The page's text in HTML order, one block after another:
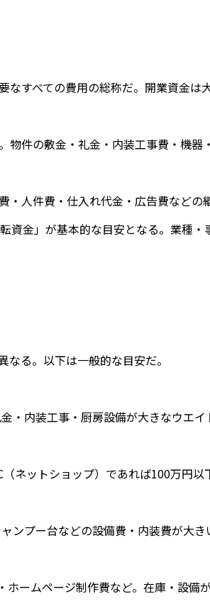
なすべての費用の総称だ。開業資金
物件の敷金・礼金・内装工事費・機器
・人件費・仕入れ代金・広告費など
資金」が基本的な目安となる。業種
る。以下は一般的な目安だ。
・内装工事・厨房設備が大きなウエ
ネットショップ）であれば100万円
ンプー台などの設備費・内装費が大き
ームページ制作費など。在庫・設備